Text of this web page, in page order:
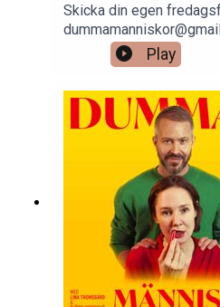
Skicka din egen
Play